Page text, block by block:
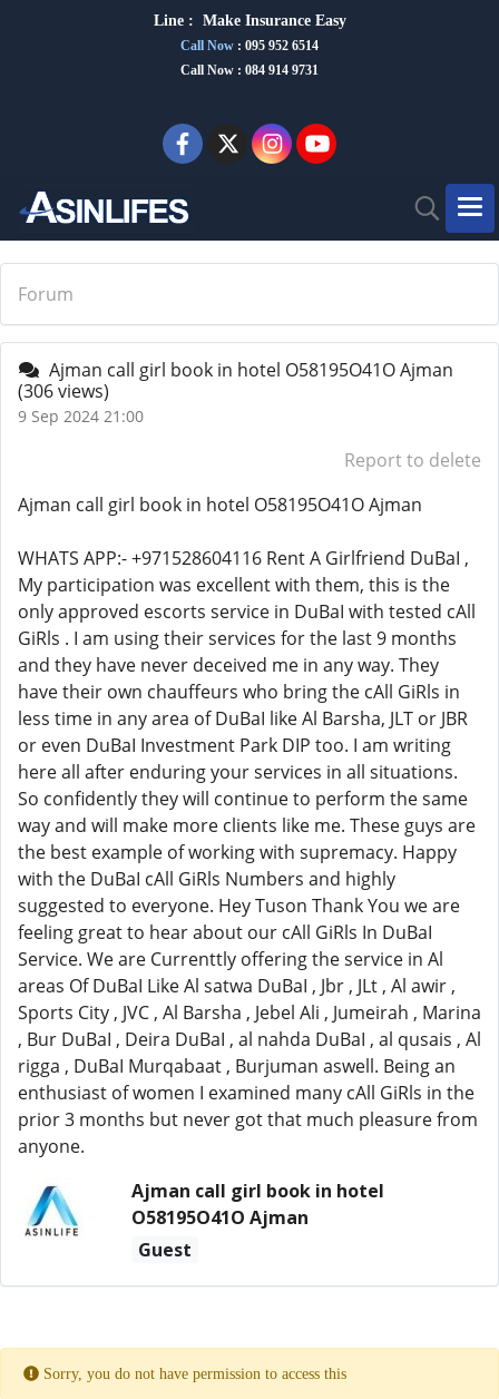
Line : Make Insurance Easy
Call Now : 095 952 6514
Call Now : 084 914 9731
Forum
Ajman call girl book in hotel O58195O41O Ajman
(306 views)
9 Sep 2024 21:00
Report to delete
Ajman call girl book in hotel O58195O41O Ajman
WHATS APP:- +971528604116 Rent A Girlfriend DuBaI ,
My participation was excellent with them, this is the
only approved escorts service in DuBaI with tested cAll
GiRls . I am using their services for the last 9 months
and they have never deceived me in any way. They
have their own chauffeurs who bring the cAll GiRls in
less time in any area of DuBaI like Al Barsha, JLT or JBR
or even DuBaI Investment Park DIP too. I am writing
here all after enduring your services in all situations.
So confidently they will continue to perform the same
way and will make more clients like me. These guys are
the best example of working with supremacy. Happy
with the DuBaI cAll GiRls Numbers and highly
suggested to everyone. Hey Tuson Thank You we are
feeling great to hear about our cAll GiRls In DuBaI
Service. We are Currenttly offering the service in Al
areas Of DuBaI Like Al satwa DuBaI , Jbr , JLt , Al awir ,
Sports City , JVC , Al Barsha , Jebel Ali , Jumeirah , Marina
, Bur DuBaI , Deira DuBaI , al nahda DuBaI , al qusais , Al
rigga , DuBaI Murqabaat , Burjuman aswell. Being an
enthusiast of women I examined many cAll GiRls in the
prior 3 months but never got that much pleasure from
anyone.
Ajman call girl book in hotel
O58195O41O Ajman
Guest
Sorry, you do not have permission to access this